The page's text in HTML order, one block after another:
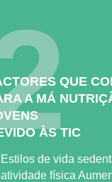
QUE
A MÁ
ÀS TIC
Estilos de vida
atividade física